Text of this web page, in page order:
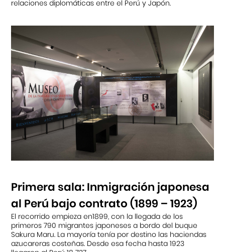
relaciones diplomáticas entre el Perú y Japón.
Primera sala: Inmigración japonesa
al Perú bajo contrato (1899 – 1923)
El recorrido empieza en1899, con la llegada de los
primeros 790 migrantes japoneses a bordo del buque
Sakura Maru. La mayoría tenía por destino las haciendas
azucareras costeñas. Desde esa fecha hasta 1923